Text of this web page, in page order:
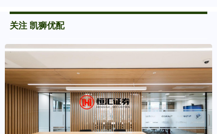
关注 凯狮优配